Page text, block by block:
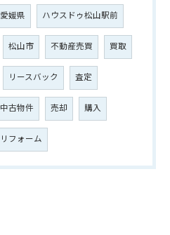
愛媛県 ハウスドゥ松山駅前
松山市 不動産売買 買取
リースバック 査定
中古物件 売却 購入
リフォーム